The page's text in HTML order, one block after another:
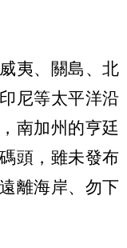
夷、關島、北
尼等太平洋沿
南加州的亨廷
頭，雖未發布
離海岸、勿下